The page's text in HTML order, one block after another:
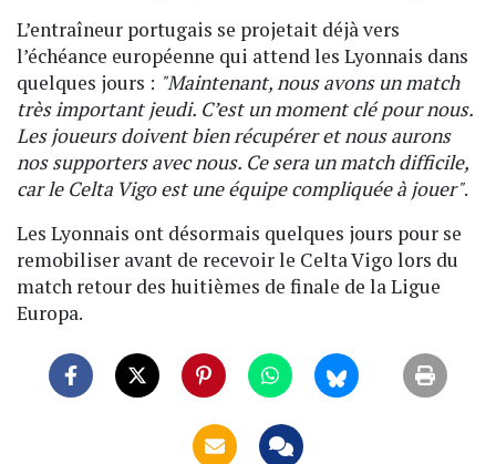
L’entraîneur portugais se projetait déjà vers
l’échéance européenne qui attend les Lyonnais dans
quelques jours : "Maintenant, nous avons un match
très important jeudi. C’est un moment clé pour nous.
Les joueurs doivent bien récupérer et nous aurons
nos supporters avec nous. Ce sera un match difficile,
car le Celta Vigo est une équipe compliquée à jouer".
Les Lyonnais ont désormais quelques jours pour se
remobiliser avant de recevoir le Celta Vigo lors du
match retour des huitièmes de finale de la Ligue
Europa.